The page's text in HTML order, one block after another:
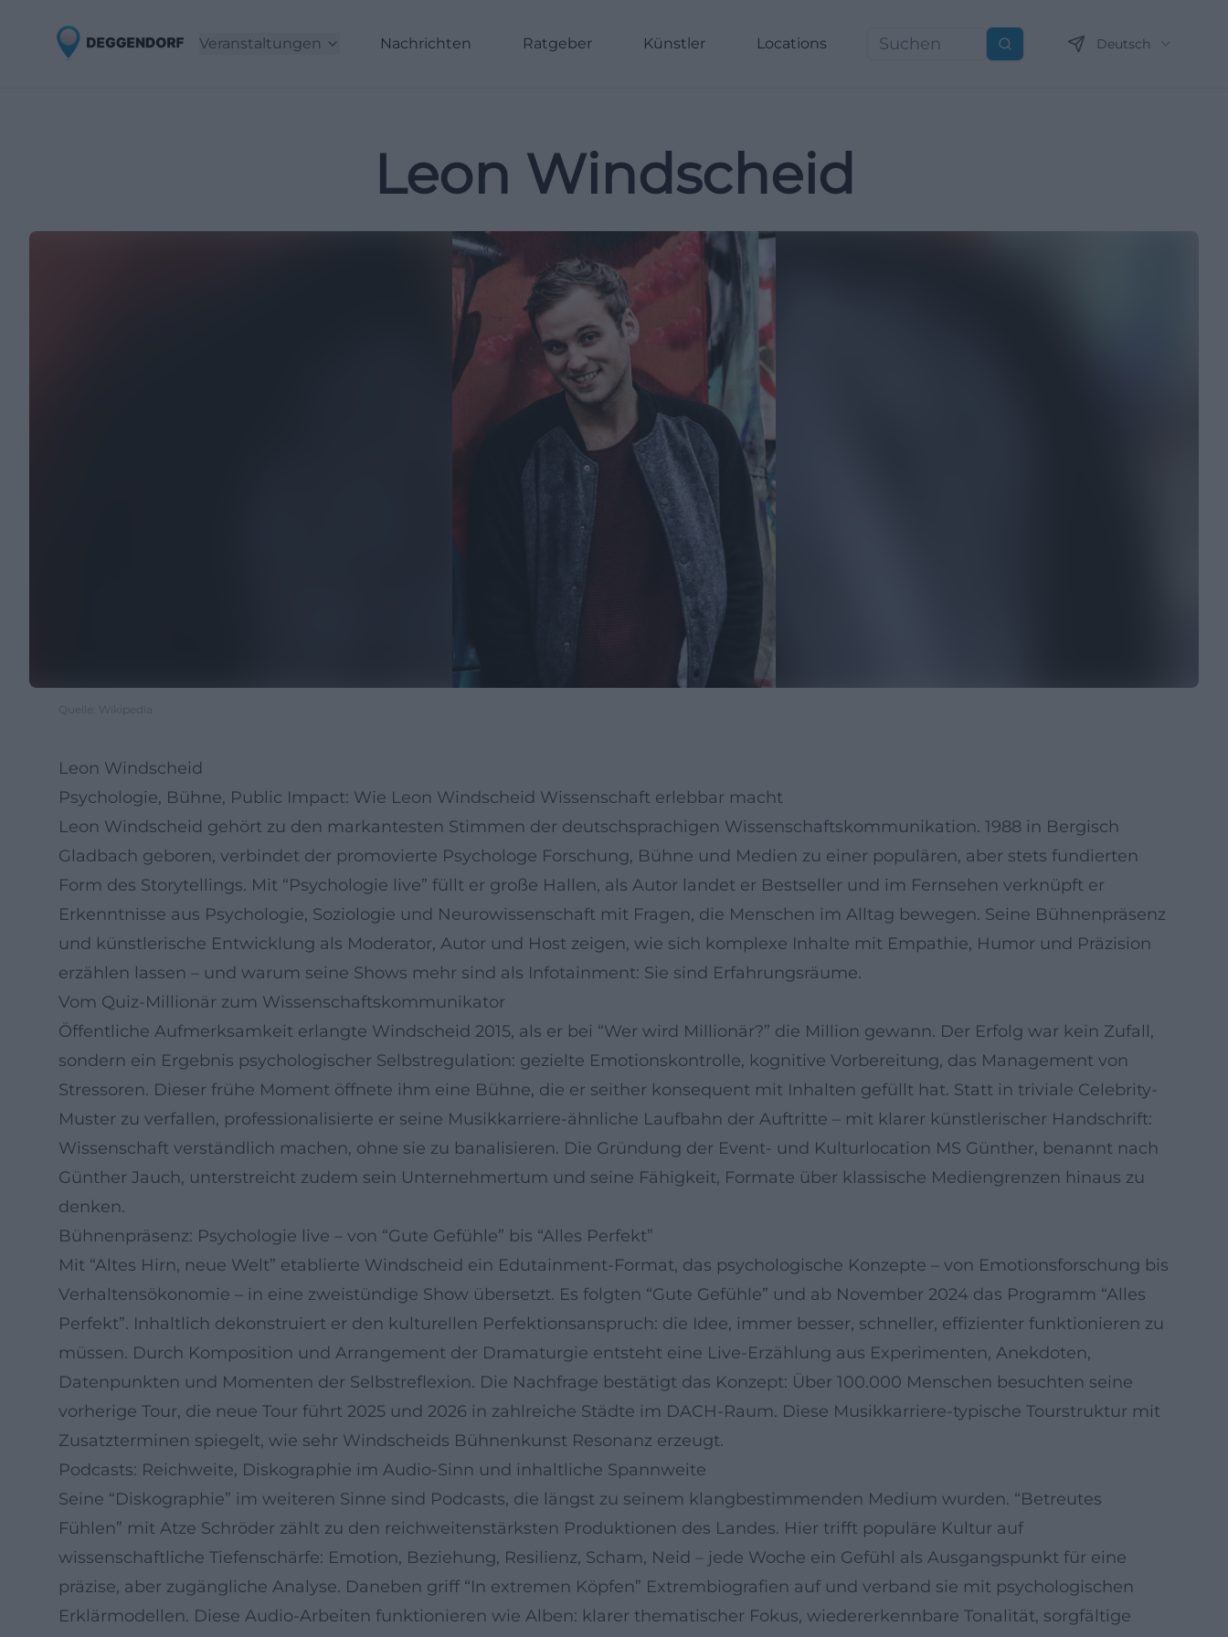
Veranstaltungen Nachrichten Ratgeber Künstler Locations Suchen Deutsch
Leon Windscheid
Quelle: Wikipedia
Leon Windscheid
Psychologie, Bühne, Public Impact: Wie Leon Windscheid Wissenschaft erlebbar macht
Leon Windscheid gehört zu den markantesten Stimmen der deutschsprachigen Wissenschaftskommunikation. 1988 in Bergisch
Gladbach geboren, verbindet der promovierte Psychologe Forschung, Bühne und Medien zu einer populären, aber stets fundierten
Form des Storytellings. Mit “Psychologie live” füllt er große Hallen, als Autor landet er Bestseller und im Fernsehen verknüpft er
Erkenntnisse aus Psychologie, Soziologie und Neurowissenschaft mit Fragen, die Menschen im Alltag bewegen. Seine Bühnenpräsenz
und künstlerische Entwicklung als Moderator, Autor und Host zeigen, wie sich komplexe Inhalte mit Empathie, Humor und Präzision
erzählen lassen – und warum seine Shows mehr sind als Infotainment: Sie sind Erfahrungsräume.
Vom Quiz-Millionär zum Wissenschaftskommunikator
Öffentliche Aufmerksamkeit erlangte Windscheid 2015, als er bei “Wer wird Millionär?” die Million gewann. Der Erfolg war kein Zufall,
sondern ein Ergebnis psychologischer Selbstregulation: gezielte Emotionskontrolle, kognitive Vorbereitung, das Management von
Stressoren. Dieser frühe Moment öffnete ihm eine Bühne, die er seither konsequent mit Inhalten gefüllt hat. Statt in triviale Celebrity-
Muster zu verfallen, professionalisierte er seine Musikkarriere-ähnliche Laufbahn der Auftritte – mit klarer künstlerischer Handschrift:
Wissenschaft verständlich machen, ohne sie zu banalisieren. Die Gründung der Event- und Kulturlocation MS Günther, benannt nach
Günther Jauch, unterstreicht zudem sein Unternehmertum und seine Fähigkeit, Formate über klassische Mediengrenzen hinaus zu
denken.
Bühnenpräsenz: Psychologie live – von “Gute Gefühle” bis “Alles Perfekt”
Mit “Altes Hirn, neue Welt” etablierte Windscheid ein Edutainment-Format, das psychologische Konzepte – von Emotionsforschung bis
Verhaltensökonomie – in eine zweistündige Show übersetzt. Es folgten “Gute Gefühle” und ab November 2024 das Programm “Alles
Perfekt”. Inhaltlich dekonstruiert er den kulturellen Perfektionsanspruch: die Idee, immer besser, schneller, effizienter funktionieren zu
müssen. Durch Komposition und Arrangement der Dramaturgie entsteht eine Live-Erzählung aus Experimenten, Anekdoten,
Datenpunkten und Momenten der Selbstreflexion. Die Nachfrage bestätigt das Konzept: Über 100.000 Menschen besuchten seine
vorherige Tour, die neue Tour führt 2025 und 2026 in zahlreiche Städte im DACH-Raum. Diese Musikkarriere-typische Tourstruktur mit
Zusatzterminen spiegelt, wie sehr Windscheids Bühnenkunst Resonanz erzeugt.
Podcasts: Reichweite, Diskographie im Audio-Sinn und inhaltliche Spannweite
Seine “Diskographie” im weiteren Sinne sind Podcasts, die längst zu seinem klangbestimmenden Medium wurden. “Betreutes
Fühlen” mit Atze Schröder zählt zu den reichweitenstärksten Produktionen des Landes. Hier trifft populäre Kultur auf
wissenschaftliche Tiefenschärfe: Emotion, Beziehung, Resilienz, Scham, Neid – jede Woche ein Gefühl als Ausgangspunkt für eine
präzise, aber zugängliche Analyse. Daneben griff “In extremen Köpfen” Extrembiografien auf und verband sie mit psychologischen
Erklärmodellen. Diese Audio-Arbeiten funktionieren wie Alben: klarer thematischer Fokus, wiedererkennbare Tonalität, sorgfältige